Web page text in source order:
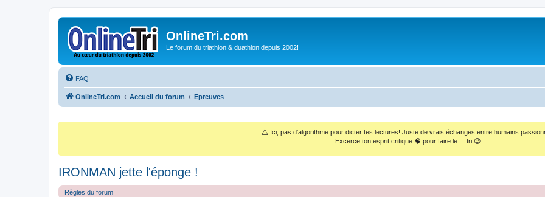
OnlineTri.com
Le forum du triathlon & duathlon depuis 2002!
FAQ
OnlineTri.com Accueil du forum Epreuves
⚠️ Ici, pas d'algorithme pour dicter tes lectures! Juste de vrais échanges entre humains
Excerce ton esprit critique 🧠 pour faire le ... tri 😉.
IRONMAN jette l'éponge !
Règles du forum